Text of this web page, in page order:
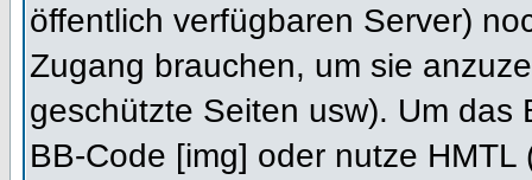
öffentlich verfügbaren Server)
Zugang brauchen, um sie
geschützte Seiten usw). Um
BB-Code [img] oder nutze HMTL